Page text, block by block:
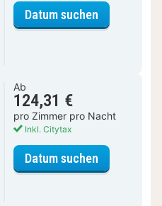
Datum suchen
Ab
124,31 €
pro Zimmer pro Nacht
Inkl. Citytax
Datum suchen